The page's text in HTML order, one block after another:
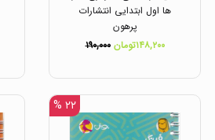
ها اول ابتدایی انتشارات
پرهون
۱۴۸,۲۰۰تومان
۱۹۰,۰۰۰
۲۲ %